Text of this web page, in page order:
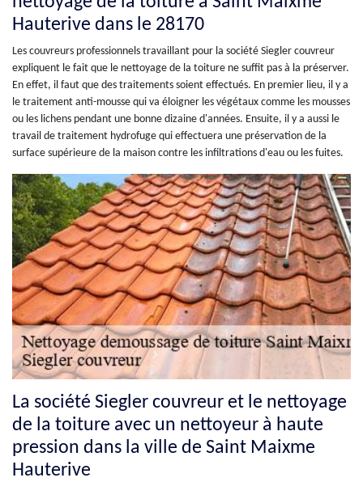
Hauterive dans le 28170
Les couvreurs professionnels travaillant pour la société Siegler couvreur
expliquent le fait que le nettoyage de la toiture ne suffit pas à la préserver.
En effet, il faut que des traitements soient effectués. En premier lieu, il y a
le traitement anti-mousse qui va éloigner les végétaux comme les mousses
ou les lichens pendant une bonne dizaine d'années. Ensuite, il y a aussi le
travail de traitement hydrofuge qui effectuera une préservation de la
surface supérieure de la maison contre les infiltrations d'eau ou les fuites.
La société Siegler couvreur et le nettoyage
de la toiture avec un nettoyeur à haute
pression dans la ville de Saint Maixme
Hauterive